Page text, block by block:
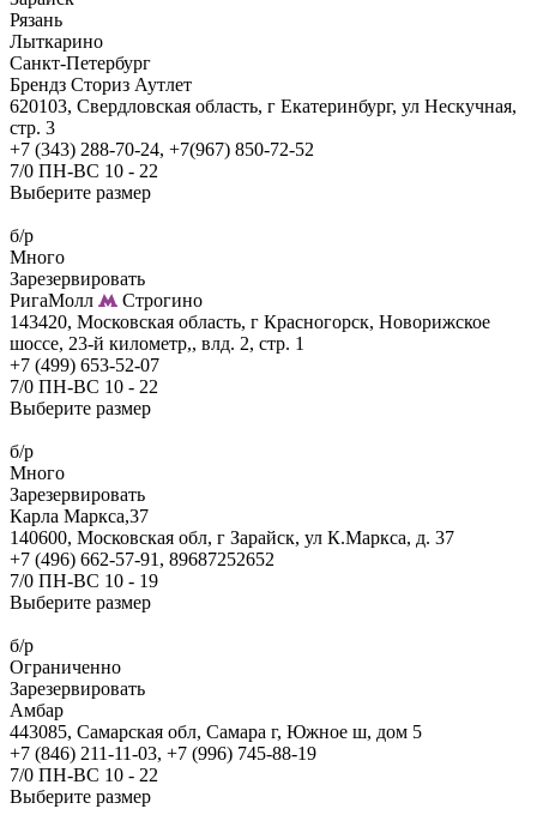
Рязань
Лыткарино
Санкт-Петербург
Брендз Сториз Аутлет
620103, Свердловская область, г Екатеринбург, ул Нескучная,
стр. 3
+7 (343) 288-70-24, +7(967) 850-72-52
7/0 ПН-ВС 10 - 22
Выберите размер
б/р
Много
Зарезервировать
РигаМолл
Строгино
143420, Московская область, г Красногорск, Новорижское
шоссе, 23-й километр,, влд. 2, стр. 1
+7 (499) 653-52-07
7/0 ПН-ВС 10 - 22
Выберите размер
б/р
Много
Зарезервировать
Карла Маркса,37
140600, Московская обл, г Зарайск, ул К.Маркса, д. 37
+7 (496) 662-57-91, 89687252652
7/0 ПН-ВС 10 - 19
Выберите размер
б/р
Ограниченно
Зарезервировать
Амбар
443085, Самарская обл, Самара г, Южное ш, дом 5
+7 (846) 211-11-03, +7 (996) 745-88-19
7/0 ПН-ВС 10 - 22
Выберите размер